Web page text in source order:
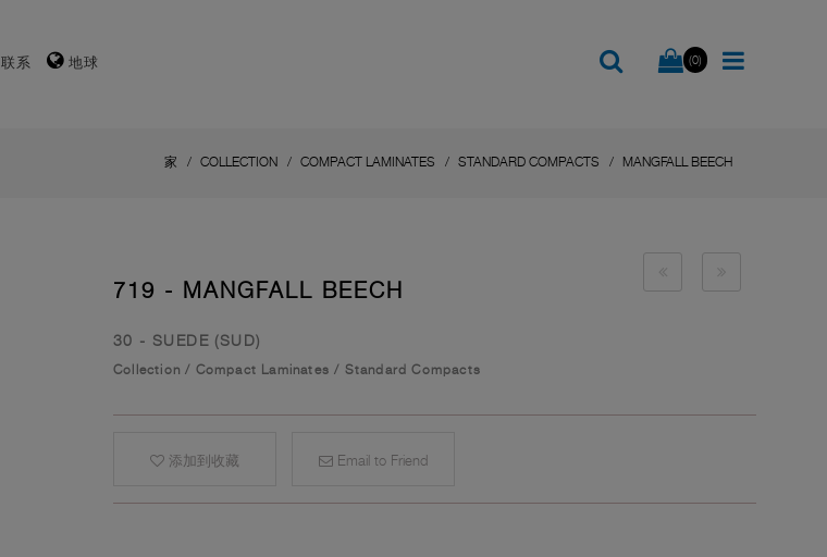
联系 地球 (0)
家 COLLECTION COMPACT LAMINATES STANDARD COMPACTS MANGFALL BEECH
719 - MANGFALL BEECH
30 - SUEDE (SUD)
Collection / Compact Laminates / Standard Compacts
添加到收藏 Email to Friend